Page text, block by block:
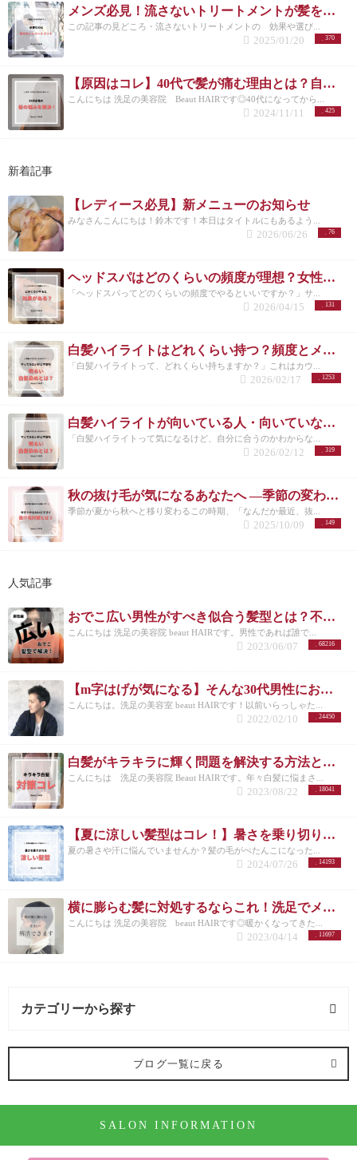
メンズ必見！流さないトリートメントが髪を守る理由とは？/洗足
この記事の見どころ・流さないトリートメントの 効果や選び...
370
2025/01/20
【原因はコレ】40代で髪が痛む理由とは？自宅でできる改善方法も紹介！
こんにちは 洗足の美容院 Beaut HAIRです◎40代になってから...
425
2024/11/11
新着記事
【レディース必見】新メニューのお知らせ
みなさんこんにちは！鈴木です！本日はタイトルにもあるよう...
76
2026/06/26
ヘッドスパはどのくらいの頻度が理想？女性に多い悩みと正しい通い方
「ヘッドスパってどのくらいの頻度でやるといいですか？」サ...
131
2026/04/15
白髪ハイライトはどれくらい持つ？頻度とメンテナンスの目安を解説
「白髪ハイライトって、どれくらい持ちますか？」これはカウ...
1253
2026/02/17
白髪ハイライトが向いている人・向いていない人｜後悔しない選び方 洗足
「白髪ハイライトって気になるけど、自分に合うのかわからな...
319
2026/02/12
秋の抜け毛が気になるあなたへ ―季節の変わり目に必要な頭皮ケアとは―
季節が夏から秋へと移り変わるこの時期、「なんだか最近、抜...
149
2025/10/09
人気記事
おでこ広い男性がすべき似合う髪型とは？不向きなメンズスタイルも紹介！
こんにちは 洗足の美容院 beaut HAIRです。男性であれば誰で...
68216
2023/06/07
【m字はげが気になる】そんな30代男性におすすめの髪型3選！
こんにちは。洗足の美容室 beaut HAIRです！以前いらっしゃた...
24450
2022/02/10
白髪がキラキラに輝く問題を解決する方法とは？白髪を活かしたカラーも紹介
こんにちは 洗足の美容院 Beaut HAIRです。年々白髪に悩まさ...
18041
2023/08/22
【夏に涼しい髪型はコレ！】暑さを乗り切りたいメンズさんにオススメの髪型とは？
夏の暑さや汗に悩んでいませんか？髪の毛がぺたんこになった...
14193
2024/07/26
横に膨らむ髪に対処するならこれ！洗足でメンズカットが得意な美容院が紹介◎
こんにちは 洗足の美容院 beaut HAIRです◎暖かくなってきた...
11697
2023/04/14
カテゴリーから探す
オススメメニュー (122記事)
パーマ (10記事)
ブログ一覧に戻る
SALON INFORMATION